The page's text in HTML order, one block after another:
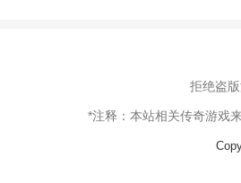
拒绝盗
*注释：本站相关传奇游戏